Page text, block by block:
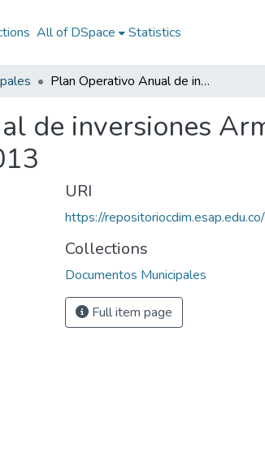
All of DSpace Statistics
Plan Operativo Anual de inversiones Armenia Quindío 2013: POAI Armenia Quindío 2013
de inversiones
URI
https://
Collections
Documentos Municipales
Full item page